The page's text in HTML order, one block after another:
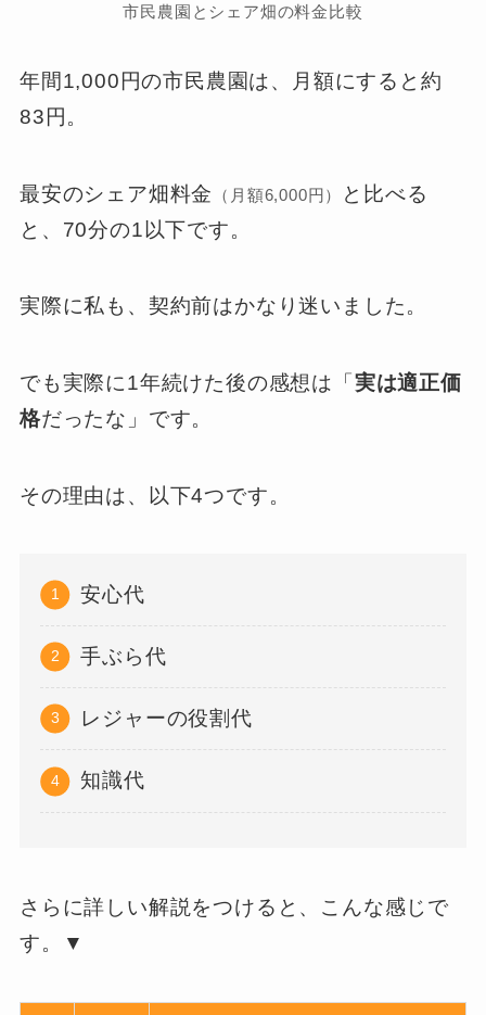
市民農園とシェア畑の料金比較
年間1,000円の市民農園は、月額にすると約
83円。
最安のシェア畑料金 （月額6,000円）
と比べる
と、70分の1以下です。
実際に私も、契約前はかなり迷いました。
でも実際に1年続けた後の感想は「 実は適正価
格だったな」です。
その理由は、以下4つです。
安心代
手ぶら代
レジャーの役割代
知識代
さらに詳しい解説をつけると、こんな感じで
す。▼